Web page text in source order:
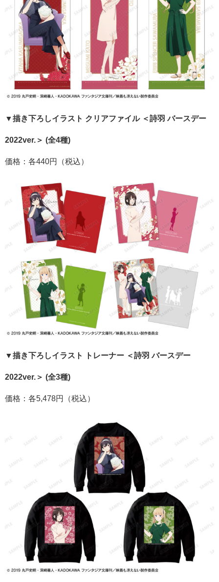
▼描き下ろしイラスト クリアファイル ＜詩羽 バースデー
2022ver.＞ (全4種)
価格：各440円（税込）
▼描き下ろしイラスト トレーナー ＜詩羽 バースデー
2022ver.＞ (全3種)
価格：各5,478円（税込）